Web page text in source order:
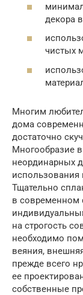
декора
чистых
Многим
дома
достаточно
Многообразие
неординарных
использования
Тщательно
в современном
на строгость
необходимо
веяния,
прежде всего
ее
собственные